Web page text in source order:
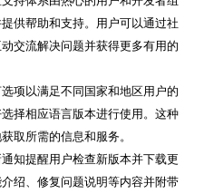
供帮助和支持。用户可以通过社
交流解决问题并获得更多有用的
项以满足不同国家和地区用户的
择相应语言版本进行使用。这种
取所需的信息和服务。
知提醒用户检查新版本并下载更
绍、修复问题说明等内容并附带